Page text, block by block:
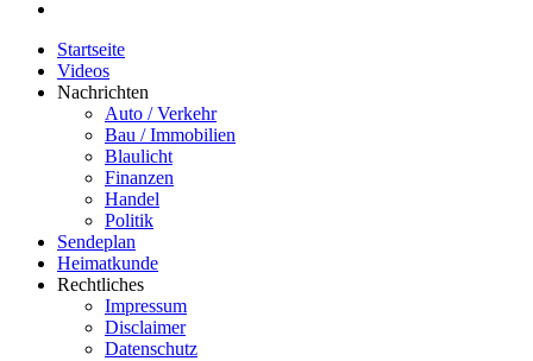
Startseite
Videos
Nachrichten
Auto / Verkehr
Bau / Immobilien
Blaulicht
Finanzen
Handel
Politik
Sendeplan
Heimatkunde
Rechtliches
Impressum
Disclaimer
Datenschutz